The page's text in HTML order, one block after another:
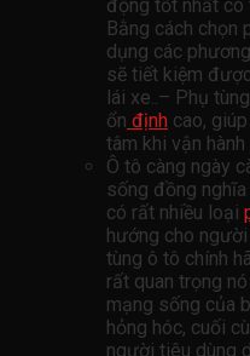
động tốt nhất có
Bằng cách chọn
dụng các
sẽ tiết kiệm
lái xe..– Phụ
ổn định cao,
tâm khi vận hành
Ô tô càng ngày
sống đồng
có rất nhiều loại
hướng cho
tùng ô tô chính
rất quan trọng
mạng sống của
hỏng hóc, cuối
người tiêu dùng